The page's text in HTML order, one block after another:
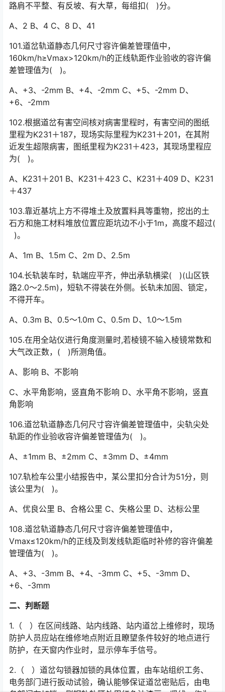
路肩不平整、有反坡、有大草，每组扣( )分。
A、2 B、4 C、8 D、41
101.道岔轨道静态几何尺寸容许偏差管理值中，
160km/h≥Vmax>120km/h的正线轨距作业验收的容许偏
差管理值为( )。
A、+3、-2mm B、+4、-2mm C、+5、-2mm D、
+6、-2mm
102.根据道岔有害空间核对病害里程时，有害空间的图纸
里程为K231＋187，现场实际里程为K231＋201，在其附
近发生超限病害，图纸里程为K231＋423，其现场里程应
为( )。󠅅󠅃󠄵󠅂󠄪󠇖󠆨󠆨󠇕󠆞󠆒󠅬󠇘󠆭󠆘󠇙󠆝󠅵󠇗󠆭󠆁󠄐󠇗󠅹󠅸󠇖󠆍󠅳󠇖󠅹󠅰󠇖󠆌󠅹
A、K231＋201 B、K231＋423 C、K231＋409 D、K231
＋437
103.靠近基坑上方不得堆土及放置料具等重物，挖出的土
石方和施工材料堆放位置应距坑边不小于1m，高度不超过(
)。
A、1m B、1.5m C、2m D、2.5m
104.长轨装车时，轨端应平齐，伸出承轨横梁( )(山区铁
路2.0～2.5m)，短轨不得装在外侧。长轨未加固、锁定，
不得开车。
A、0.3m B、0.5～1.0m C、0.5m D、1.0～1.5m
105.在用全站仪进行角度测量时,若棱镜不输入棱镜常数和
大气改正数，( )所测角值。
A、影响 B、不影响
C、水平角影响，竖直角不影响 D、水平角不影响，竖直
角影响
106.道岔轨道静态几何尺寸容许偏差管理值中，尖轨尖处
轨距的作业验收容许偏差管理值为( )。
A、±1mm B、±2mm C、±3mm D、±4mm
107.轨检车公里小结报告中，某公里扣分合计为51分，则
该公里为( )。
A、优良公里 B、合格公里 C、失格公里 D、达标公里
108.道岔轨道静态几何尺寸容许偏差管理值中，
Vmax≤120km/h的正线及到发线轨距临时补修的容许偏差
管理值为( )。
A、+3、-3mm B、+4、-3mm C、+5、-3mm D、
+6、-3mm
二、判断题
1.（ ）在区间线路、站内线路、站内道岔上维修时，现场
防护人员应站在维修地点附近且瞭望条件较好的地点进行
防护，在天窗内作业时，显示停车手信号。
2.（ ）道岔勾锁器加锁的具体位置，由车站组织工务、
电务部门进行扳动试验，确认能够保证道岔密贴后，由电